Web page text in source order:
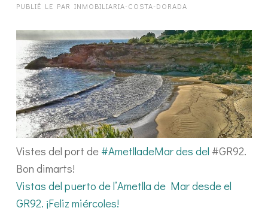
PUBLIÉ LE PAR INMOBILIARIA-COSTA-DORADA
Vistes del port de #AmetlladeMar des del #GR92.
Bon dimarts!
Vistas del puerto de l’Ametlla de Mar desde el
GR92. ¡Feliz miércoles!